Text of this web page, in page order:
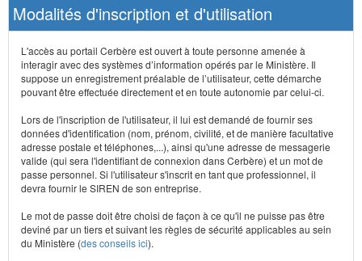
Modalités d'inscription et d'utilisation
L'accès au portail Cerbère est ouvert à toute personne amenée à
interagir avec des systèmes d’information opérés par le Ministère. Il
suppose un enregistrement préalable de l’utilisateur, cette démarche
pouvant être effectuée directement et en toute autonomie par celui-ci.
Lors de l'inscription de l'utilisateur, il lui est demandé de fournir ses
données d'identification (nom, prénom, civilité, et de manière facultative
adresse postale et téléphones,...), ainsi qu'une adresse de messagerie
valide (qui sera l'identifiant de connexion dans Cerbère) et un mot de
passe personnel. Si l'utilisateur s'inscrit en tant que professionnel, il
devra fournir le SIREN de son entreprise.
Le mot de passe doit être choisi de façon à ce qu'il ne puisse pas être
deviné par un tiers et suivant les règles de sécurité applicables au sein
du Ministère (des conseils ici).